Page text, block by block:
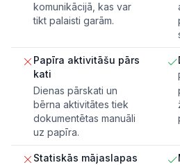
komunikācijā, kas var
tikt palaisti garām.
Papīra aktivitāšu pārs
kati
Dienas pārskati un
bērna aktivitātes tiek
dokumentētas manuāli
uz papīra.
Statiskās mājaslapas